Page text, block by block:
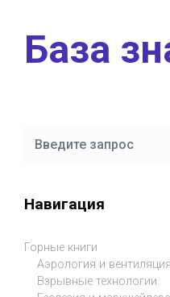
База
Навигация
Горные книги
Аэрология и
Взрывные технологии